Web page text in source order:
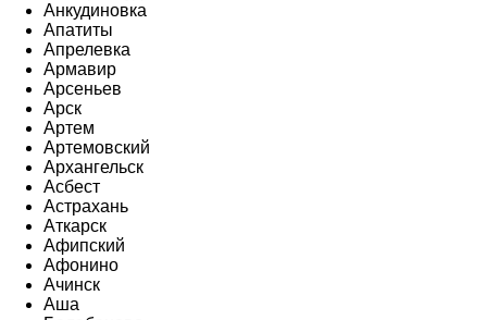
Анкудиновка
Апатиты
Апрелевка
Армавир
Арсеньев
Арск
Артем
Артемовский
Архангельск
Асбест
Астрахань
Аткарск
Афипский
Афонино
Ачинск
Аша